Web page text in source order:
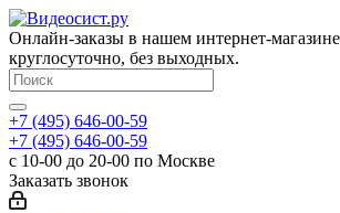
Онлайн-заказы в нашем интернет-
круглосуточно, без выходных.
+7 (495) 646-00-59
+7 (495) 646-00-59
с 10-00 до 20-00 по Москве
Заказать звонок